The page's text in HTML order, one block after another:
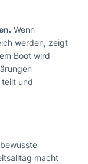
Wenn
werden, zeigt
Boot wird
und
macht